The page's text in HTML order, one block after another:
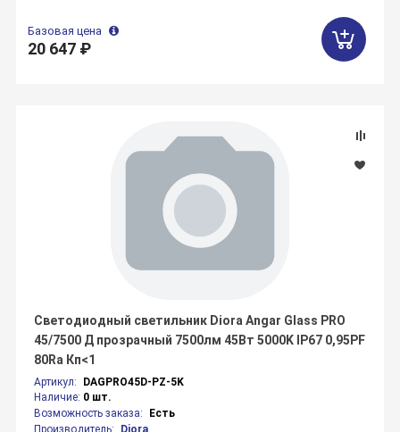
Базовая цена
20 647 ₽
Артикул:
DAGPRO45D-PZ-5K
Наличие: 0 шт.
Возможность заказа:
Есть
Производитель:
Diora
Светодиодный светильник Diora Angar Glass PRO
45/7500 Д прозрачный 7500лм 45Вт 5000K IP67 0,95PF
80Ra Кп<1